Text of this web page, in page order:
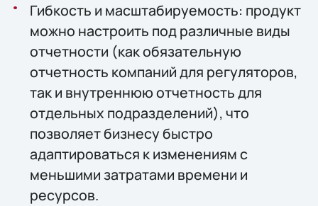
Гибкость и масштабируемость: продукт
можно настроить под различные виды
отчетности (как обязательную
отчетность компаний для регуляторов,
так и внутреннюю отчетность для
отдельных подразделений), что
позволяет бизнесу быстро
адаптироваться к изменениям с
меньшими затратами времени и
ресурсов.